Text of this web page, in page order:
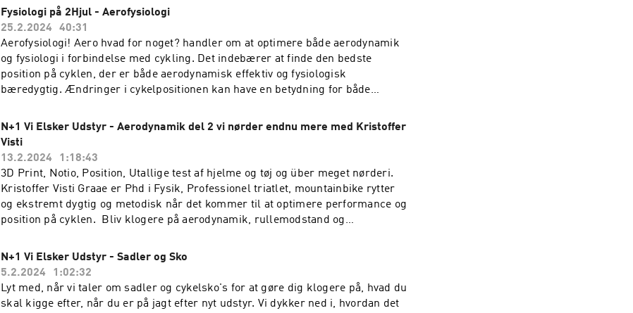
deres historie om opdagelse, kammeratskab og de uventede udfordringer og
glæder ved bikepacking. Som nybegyndere i bikepackingverdenen giver Ida og
Julie et inspirerende indblik i, hvordan man navigerer i det ukendte, bygger
utrolige venskaber på vejen, og overvinder både små og store forhindringer -
alt sammen mens de udforsker verden fra cykelsadlen. Dette afsnit er et must
for alle, der drømmer om eventyr eller bare elsker at høre om fantastiske
Fysiologi på 2Hjul - Aerofysiologi
25.2.2024
40:31
Aerofysiologi! Aero hvad for noget? handler om at optimere både aerodynamik
og fysiologi i forbindelse med cykling. Det indebærer at finde den bedste
position på cyklen, der er både aerodynamisk effektiv og fysiologisk
bæredygtig. Ændringer i cykelpositionen kan have en betydning for både
vigtigt at finde den rette balance mellem de to faktorer for at opnå det bedst
mulige resultat. Små ændringer i positionen kan have stor indflydelse på
præstationen. Lyt med når vi taler med Perter Møller Christen fra Team
Danmark.
N+1 Vi Elsker Udstyr - Aerodynamik del 2 vi nørder endnu mere med Kristoffer
Visti
13.2.2024
1:18:43
3D Print, Notio, Position, Utallige test af hjelme og tøj og über meget nørderi.
Kristoffer Visti Graae er Phd i Fysik, Professionel triatlet, mountainbike rytter
og ekstremt dygtig og metodisk når det kommer til at optimere performance og
position på cyklen. Bliv klogere på aerodynamik, rullemodstand og
feedback eller ideer til emner community@cyklingdanmark.cc
N+1 Vi Elsker Udstyr - Sadler og Sko
5.2.2024
1:02:32
Lyt med, når vi taler om sadler og cykelsko's for at gøre dig klogere på, hvad du
skal kigge efter, når du er på jagt efter nyt udstyr. Vi dykker ned i, hvordan det